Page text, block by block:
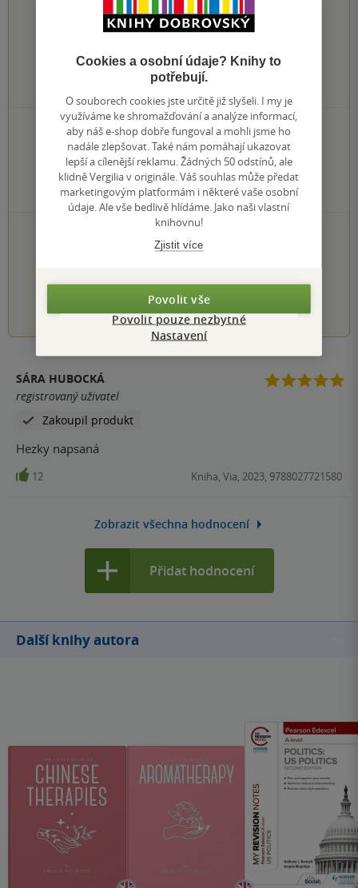
4.7z5
hodnocení čtenářů
4×
5 hvězdiček
2×
4 hvězdičky
0×
3 hvězdičky
0×
2 hvězdičky
0×
1 hvezdička
PŘIDEJTE SVÉ HODNOCENÍ KNIHY
Hodnocení našich knihkupců: 0.0 z 5
2 3 4 5
SÁRA HUBOCKÁ
registrovaný uživatel
Zakoupil produkt
Hezky napsaná
12 Kniha, Via, 2023, 9788027721580
Zobrazit všechna hodnocení
Přidat hodnocení
Další knihy autora
Cookies a osobní údaje? Knihy to
potřebují.
O souborech cookies jste určitě již slyšeli. I my je
využíváme ke shromažďování a analýze informací,
aby náš e-shop dobře fungoval a mohli jsme ho
nadále zlepšovat. Také nám pomáhají ukazovat
lepší a cílenější reklamu. Žádných 50 odstínů, ale
klidně Vergilia v originále. Váš souhlas může předat
marketingovým platformám i některé vaše osobní
údaje. Ale vše bedlivě hlídáme. Jako naši vlastní
knihovnu!
Zjistit více
Povolit vše
Povolit pouze nezbytné
Nastavení